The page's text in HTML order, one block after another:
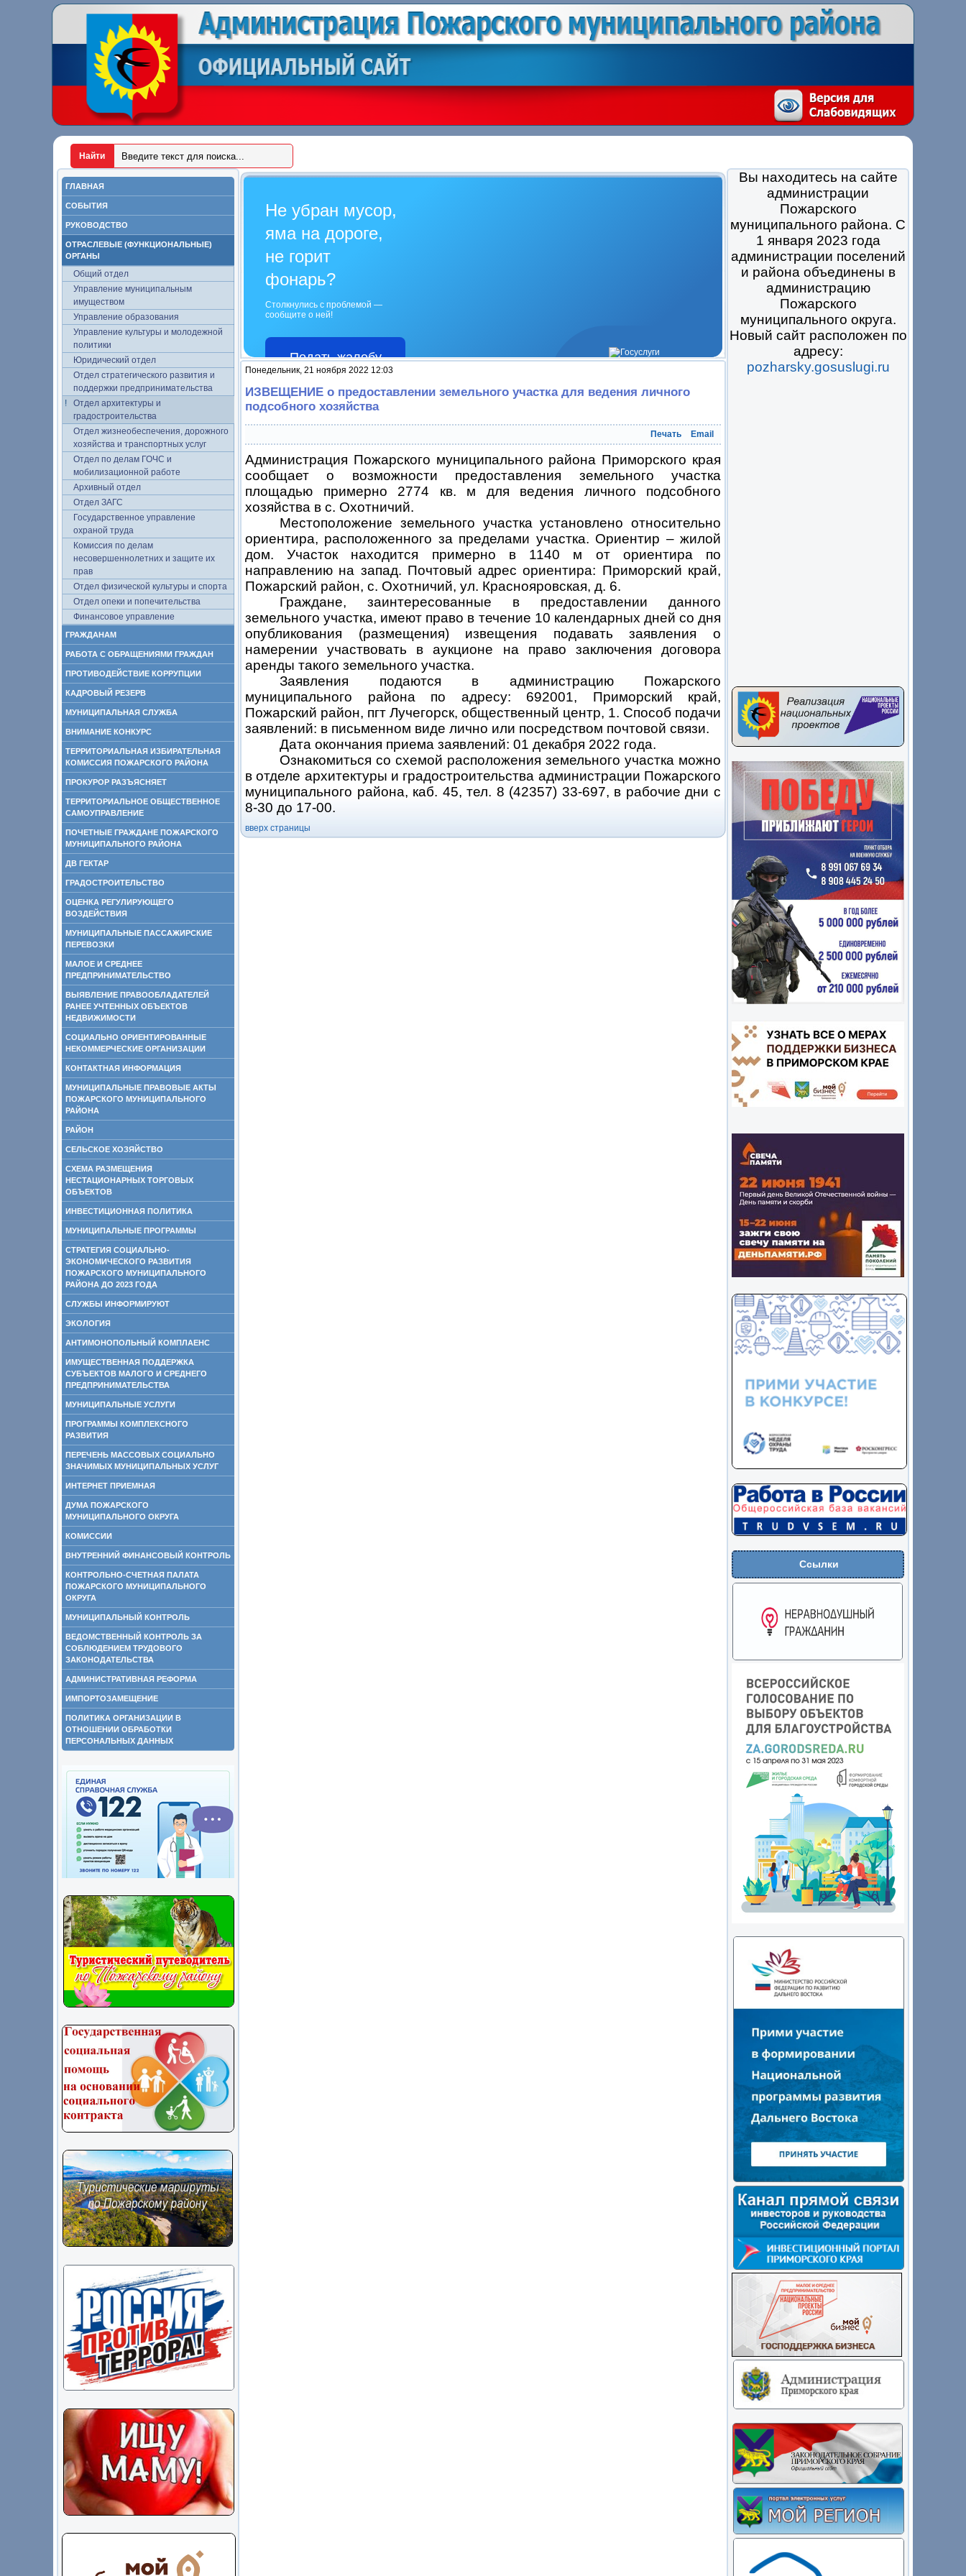
ГЛАВНАЯ
СОБЫТИЯ
РУКОВОДСТВО
ОТРАСЛЕВЫЕ (ФУНКЦИОНАЛЬНЫЕ)
ОРГАНЫ
Общий отдел
Управление муниципальным
имуществом
Управление образования
Управление культуры и молодежной
политики
Юридический отдел
Отдел стратегического развития и
поддержки предпринимательства
Отдел архитектуры и
градостроительства
Отдел жизнеобеспечения, дорожного
хозяйства и транспортных услуг
Отдел по делам ГОЧС и
мобилизационной работе
Архивный отдел
Отдел ЗАГС
Государственное управление
охраной труда
Комиссия по делам
несовершеннолетних и защите их
прав
Отдел физической культуры и спорта
Отдел опеки и попечительства
Финансовое управление
ГРАЖДАНАМ
РАБОТА С ОБРАЩЕНИЯМИ ГРАЖДАН
ПРОТИВОДЕЙСТВИЕ КОРРУПЦИИ
КАДРОВЫЙ РЕЗЕРВ
МУНИЦИПАЛЬНАЯ СЛУЖБА
ВНИМАНИЕ КОНКУРС
ТЕРРИТОРИАЛЬНАЯ ИЗБИРАТЕЛЬНАЯ
КОМИССИЯ ПОЖАРСКОГО РАЙОНА
ПРОКУРОР РАЗЪЯСНЯЕТ
ТЕРРИТОРИАЛЬНОЕ ОБЩЕСТВЕННОЕ
САМОУПРАВЛЕНИЕ
ПОЧЕТНЫЕ ГРАЖДАНЕ ПОЖАРСКОГО
МУНИЦИПАЛЬНОГО РАЙОНА
ДВ ГЕКТАР
ГРАДОСТРОИТЕЛЬСТВО
ОЦЕНКА РЕГУЛИРУЮЩЕГО
ВОЗДЕЙСТВИЯ
МУНИЦИПАЛЬНЫЕ ПАССАЖИРСКИЕ
ПЕРЕВОЗКИ
МАЛОЕ И СРЕДНЕЕ
ПРЕДПРИНИМАТЕЛЬСТВО
ВЫЯВЛЕНИЕ ПРАВООБЛАДАТЕЛЕЙ
РАНЕЕ УЧТЕННЫХ ОБЪЕКТОВ
НЕДВИЖИМОСТИ
СОЦИАЛЬНО ОРИЕНТИРОВАННЫЕ
НЕКОММЕРЧЕСКИЕ ОРГАНИЗАЦИИ
КОНТАКТНАЯ ИНФОРМАЦИЯ
МУНИЦИПАЛЬНЫЕ ПРАВОВЫЕ АКТЫ
ПОЖАРСКОГО МУНИЦИПАЛЬНОГО
РАЙОНА
РАЙОН
СЕЛЬСКОЕ ХОЗЯЙСТВО
СХЕМА РАЗМЕЩЕНИЯ
НЕСТАЦИОНАРНЫХ ТОРГОВЫХ
ОБЪЕКТОВ
ИНВЕСТИЦИОННАЯ ПОЛИТИКА
МУНИЦИПАЛЬНЫЕ ПРОГРАММЫ
СТРАТЕГИЯ СОЦИАЛЬНО-
ЭКОНОМИЧЕСКОГО РАЗВИТИЯ
ПОЖАРСКОГО МУНИЦИПАЛЬНОГО
РАЙОНА ДО 2023 ГОДА
СЛУЖБЫ ИНФОРМИРУЮТ
ЭКОЛОГИЯ
АНТИМОНОПОЛЬНЫЙ КОМПЛАЕНС
ИМУЩЕСТВЕННАЯ ПОДДЕРЖКА
СУБЪЕКТОВ МАЛОГО И СРЕДНЕГО
ПРЕДПРИНИМАТЕЛЬСТВА
МУНИЦИПАЛЬНЫЕ УСЛУГИ
ПРОГРАММЫ КОМПЛЕКСНОГО
РАЗВИТИЯ
ПЕРЕЧЕНЬ МАССОВЫХ СОЦИАЛЬНО
ЗНАЧИМЫХ МУНИЦИПАЛЬНЫХ УСЛУГ
ИНТЕРНЕТ ПРИЕМНАЯ
ДУМА ПОЖАРСКОГО
МУНИЦИПАЛЬНОГО ОКРУГА
КОМИССИИ
ВНУТРЕННИЙ ФИНАНСОВЫЙ КОНТРОЛЬ
КОНТРОЛЬНО-СЧЕТНАЯ ПАЛАТА
ПОЖАРСКОГО МУНИЦИПАЛЬНОГО
ОКРУГА
МУНИЦИПАЛЬНЫЙ КОНТРОЛЬ
ВЕДОМСТВЕННЫЙ КОНТРОЛЬ ЗА
СОБЛЮДЕНИЕМ ТРУДОВОГО
ЗАКОНОДАТЕЛЬСТВА
АДМИНИСТРАТИВНАЯ РЕФОРМА
ИМПОРТОЗАМЕЩЕНИЕ
ПОЛИТИКА ОРГАНИЗАЦИИ В
ОТНОШЕНИИ ОБРАБОТКИ
ПЕРСОНАЛЬНЫХ ДАННЫХ
Вы находитесь на сайте
администрации
Пожарского
муниципального района. С
1 января 2023 года
администрации поселений
и района объединены в
администрацию
Пожарского
муниципального округа.
Новый сайт расположен по
адресу:
pozharsky.gosuslugi.ru
Ссылки
Не убран мусор,
яма на дороге,
не горит
фонарь?
Столкнулись с проблемой —
сообщите о ней!
Подать жалобу
Понедельник, 21 ноября 2022 12:03
ИЗВЕЩЕНИЕ о предоставлении земельного участка для ведения личного
подсобного хозяйства
Печать Email
Администрация Пожарского муниципального района Приморского края
сообщает о возможности предоставления земельного участка
площадью примерно 2774 кв. м для ведения личного подсобного
хозяйства в с. Охотничий.
Местоположение земельного участка установлено относительно
ориентира, расположенного за пределами участка. Ориентир – жилой
дом. Участок находится примерно в 1140 м от ориентира по
направлению на запад. Почтовый адрес ориентира: Приморский край,
Пожарский район, с. Охотничий, ул. Краснояровская, д. 6.
Граждане, заинтересованные в предоставлении данного
земельного участка, имеют право в течение 10 календарных дней со дня
опубликования (размещения) извещения подавать заявления о
намерении участвовать в аукционе на право заключения договора
аренды такого земельного участка.
Заявления подаются в администрацию Пожарского
муниципального района по адресу: 692001, Приморский край,
Пожарский район, пгт Лучегорск, общественный центр, 1. Способ подачи
заявлений: в письменном виде лично или посредством почтовой связи.
Дата окончания приема заявлений: 01 декабря 2022 года.
Ознакомиться со схемой расположения земельного участка можно
в отделе архитектуры и градостроительства администрации Пожарского
муниципального района, каб. 45, тел. 8 (42357) 33-697, в рабочие дни с
8-30 до 17-00.
вверх страницы